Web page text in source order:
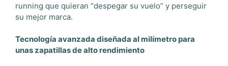
running que quieran “despegar su vuelo” y perseguir
su mejor marca.
Tecnología avanzada diseñada al milímetro para
unas zapatillas de alto rendimiento